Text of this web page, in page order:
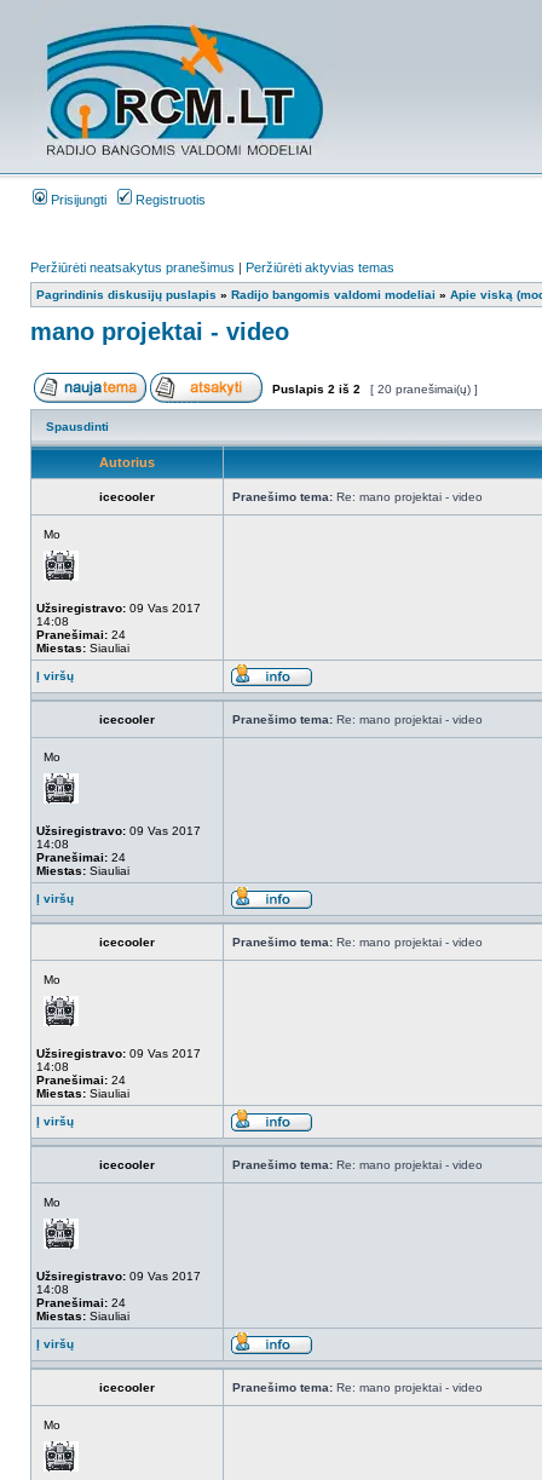
Prisijungti Registruotis
Peržiūrėti neatsakytus pranešimus | Peržiūrėti aktyvias temas
Pagrindinis diskusijų puslapis » Radijo bangomis valdomi modeliai » Apie viską
mano projektai - video
Puslapis 2 iš 2 [ 20 pranešimai(ų) ]
Spausdinti
Autorius
icecooler Pranešimo tema: Re: mano projektai - video
Mo
Užsiregistravo: 09 Vas 2017
14:08
Pranešimai: 24
Miestas: Siauliai
Į viršų
icecooler Pranešimo tema: Re: mano projektai - video
Mo
Užsiregistravo: 09 Vas 2017
14:08
Pranešimai: 24
Miestas: Siauliai
Į viršų
icecooler Pranešimo tema: Re: mano projektai - video
Mo
Užsiregistravo: 09 Vas 2017
14:08
Pranešimai: 24
Miestas: Siauliai
Į viršų
icecooler Pranešimo tema: Re: mano projektai - video
Mo
Užsiregistravo: 09 Vas 2017
14:08
Pranešimai: 24
Miestas: Siauliai
Į viršų
icecooler Pranešimo tema: Re: mano projektai - video
Mo